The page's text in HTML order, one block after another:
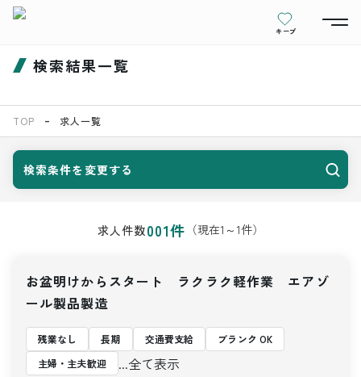
キープ
検索結果一覧
TOP 求人一覧
検索条件を変更する
求人件数001件 （現在1 ～1件）
お盆明けからスタート ラクラク軽作業 エアゾ
ール製品製造
残業なし 長期 交通費支給
ブランク OK
主婦・主夫歓迎
...全て表示